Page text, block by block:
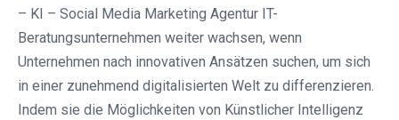
– KI – Social Media Marketing Agentur IT-
Beratungsunternehmen weiter wachsen, wenn
Unternehmen nach innovativen Ansätzen suchen, um sich
in einer zunehmend digitalisierten Welt zu differenzieren.
Indem sie die Möglichkeiten von Künstlicher Intelligenz